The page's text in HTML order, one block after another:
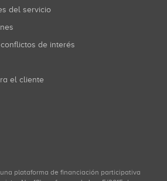
del servicio
de interés
el cliente
una plataforma de financiación participativa